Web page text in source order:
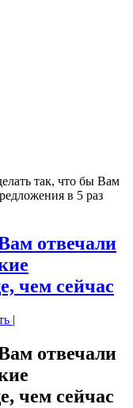
так, что бы Вам
в 5 раз
отвечали
чем сейчас
|
отвечали
чем сейчас